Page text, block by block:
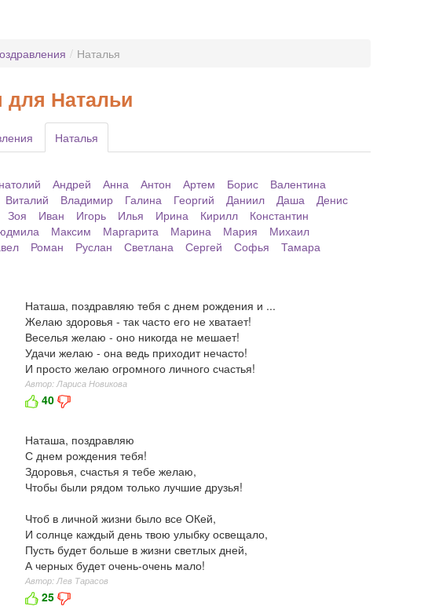
/ Наталья
Натальи
Наталья
Андрей Анна Антон Артем Борис
Валентина
Виталий Владимир Галина Георгий Даниил Даша
Денис
Зоя Иван Игорь Илья Ирина Кирилл
Константин
Максим Маргарита Марина Мария
Михаил
Роман Руслан Светлана Сергей Софья
Тамара
Наташа, поздравляю тебя с днем рождения и ...
Желаю здоровья - так часто его не хватает!
Веселья желаю - оно никогда не мешает!
Удачи желаю - она ведь приходит нечасто!
И просто желаю огромного личного счастья!
Автор: Лариса Новикова
40
Наташа, поздравляю
С днем рождения тебя!
Здоровья, счастья я тебе желаю,
Чтобы были рядом только лучшие друзья!
Чтоб в личной жизни было все ОКей,
И солнце каждый день твою улыбку освещало,
Пусть будет больше в жизни светлых дней,
А черных будет очень-очень мало!
Автор: Лев Тарасов
25